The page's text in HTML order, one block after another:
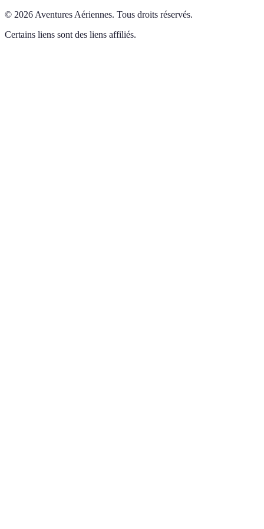
© 2026 Aventures Aériennes. Tous droits réservés.
Certains liens sont des liens affiliés.